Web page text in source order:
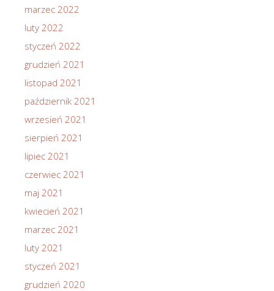
marzec 2022
luty 2022
styczeń 2022
grudzień 2021
listopad 2021
październik 2021
wrzesień 2021
sierpień 2021
lipiec 2021
czerwiec 2021
maj 2021
kwiecień 2021
marzec 2021
luty 2021
styczeń 2021
grudzień 2020